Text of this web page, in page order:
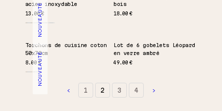
NOUVEAUTÉ
acier inoxydable
13.00€
bois
18.00 €
NOUVEAUTÉ
Torchons de cuisine coton
50x70cm
8.00 €
Lot de 6 gobelets Léopard
en verre ambré
49.00 €
1 2 3 4